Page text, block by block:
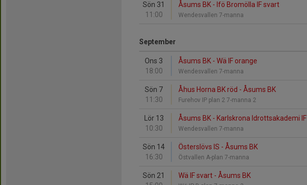
Sön 31
11:00
Åsums BK - Ifö Bromölla IF svart
Wendesvallen 7-manna
September
Ons 3
18:00
Åsums BK - Wä IF orange
Wendesvallen 7-manna
Sön 7
11:30
Åhus Horna BK röd - Åsums BK
Furehov IP plan 2 7-manna 2
Lör 13
10:30
Åsums BK - Karlskrona Idrottsakademi IF
Wendesvallen 7-manna
Sön 14
16:30
Österslövs IS - Åsums BK
Östvallen A-plan 7-manna
Sön 21
Wä IF svart - Åsums BK